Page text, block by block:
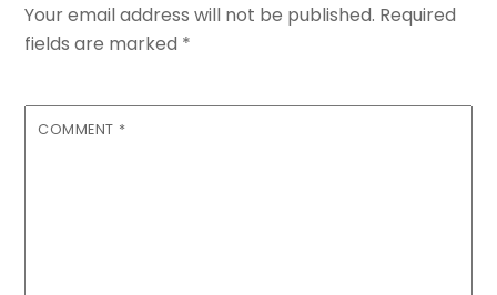
Your email address will not be published. Required
fields are marked *
COMMENT *